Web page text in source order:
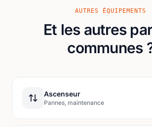
AUTRES ÉQUIPEMENTS
Et les autres
communes
Ascenseur
Pannes, maintenance